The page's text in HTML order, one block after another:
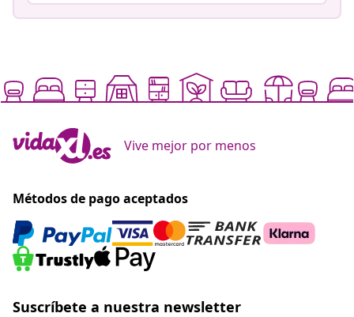
Vive mejor por menos
Métodos de pago aceptados
Suscríbete a nuestra newsletter